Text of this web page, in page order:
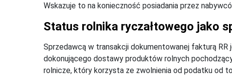
Wskazuje to na konieczność posiadania przez
Status rolnika ryczałtowego jako
Sprzedawcą w transakcji dokumentowanej fakturą RR
dokonującego dostawy produktów rolnych
rolnicze, który korzysta ze zwolnienia od podatku od